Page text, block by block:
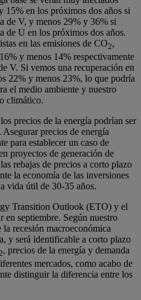
15% en los próximos dos años si
de V, y menos 29% y 36% si
de U en los próximos dos años.
en las emisiones de CO2,
y menos 14% respectivamente
V. Si vemos una recuperación en
22% y menos 23%, lo que podría
el medio ambiente y nuestro
climático.
precios de la energía podrían ser
precios de energía
para establecer un caso de
proyectos de generación de
rebajas de precios a corto plazo
la economía de las inversiones
vida útil de 30-35 años.
Transition Outlook (ETO) y el
septiembre. Según nuestro
recesión macroeconómica
y será identificable a corto plazo
, precios de la energía y demanda
mercados, como acabo de
distinguir la diferencia entre los